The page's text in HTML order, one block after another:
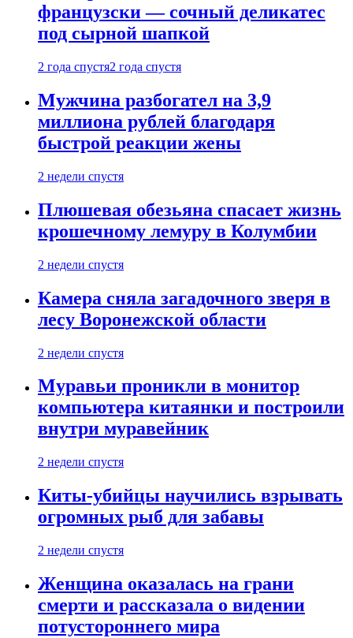
французски — сочный деликатес
под сырной шапкой
2 года спустя2 года спустя
Мужчина разбогател на 3,9
миллиона рублей благодаря
быстрой реакции жены
2 недели спустя
Плюшевая обезьяна спасает жизнь
крошечному лемуру в Колумбии
2 недели спустя
Камера сняла загадочного зверя в
лесу Воронежской области
2 недели спустя
Муравьи проникли в монитор
компьютера китаянки и построили
внутри муравейник
2 недели спустя
Киты-убийцы научились взрывать
огромных рыб для забавы
2 недели спустя
Женщина оказалась на грани
смерти и рассказала о видении
потустороннего мира